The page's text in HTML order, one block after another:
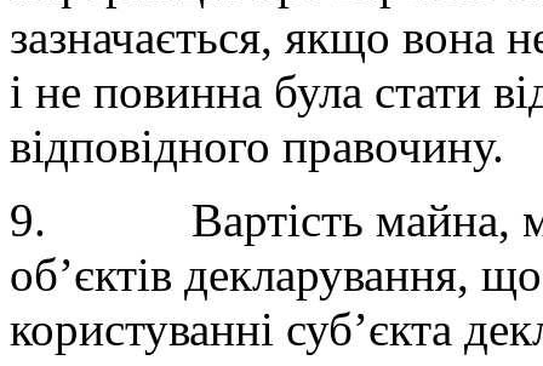
зазначається, якщо вона
і не повинна була стати
відповідного правочину.
9. Вартість майна,
об’єктів декларування,
користуванні суб’єкта